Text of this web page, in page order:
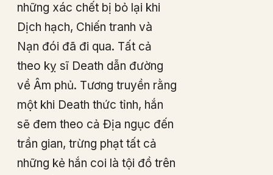
những xác chết bị bỏ lại khi
Dịch hạch, Chiến tranh và
Nạn đói đã đi qua. Tất cả
theo kỵ sĩ Death dẫn đường
về Âm phủ. Tương truyền rằng
một khi Death thức tỉnh, hắn
sẽ đem theo cả Địa ngục đến
trần gian, trừng phạt tất cả
những kẻ hắn coi là tội đồ trên